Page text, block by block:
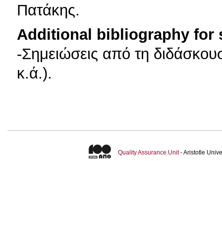
Πατάκης.
Additional bibliography for
-Σημειώσεις από τη
κ.ά.).
Quality Assurance Unit- Aristotle